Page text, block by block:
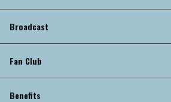
Broadcast
Fan Club
Benefits